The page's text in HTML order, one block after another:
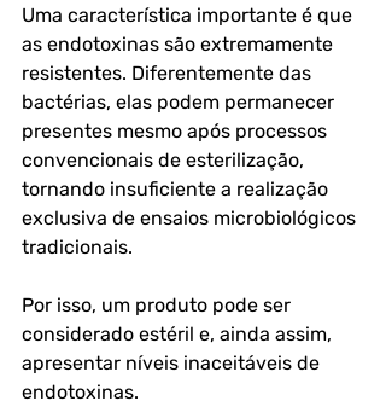
Uma característica importante é que
as endotoxinas são extremamente
resistentes. Diferentemente das
bactérias, elas podem permanecer
presentes mesmo após processos
convencionais de esterilização,
tornando insuficiente a realização
exclusiva de ensaios microbiológicos
tradicionais.
Por isso, um produto pode ser
considerado estéril e, ainda assim,
apresentar níveis inaceitáveis de
endotoxinas.